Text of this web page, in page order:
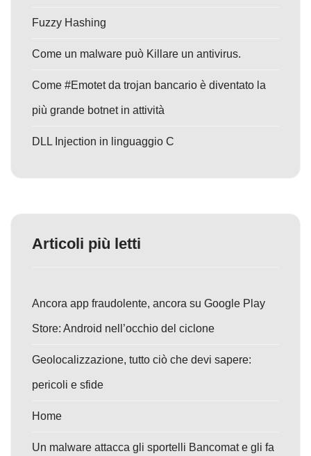
Fuzzy Hashing
Come un malware può Killare un antivirus.
Come #Emotet da trojan bancario è diventato la
più grande botnet in attività
DLL Injection in linguaggio C
Articoli più letti
Ancora app fraudolente, ancora su Google Play
Store: Android nell’occhio del ciclone
Geolocalizzazione, tutto ciò che devi sapere:
pericoli e sfide
Home
Un malware attacca gli sportelli Bancomat e gli fa